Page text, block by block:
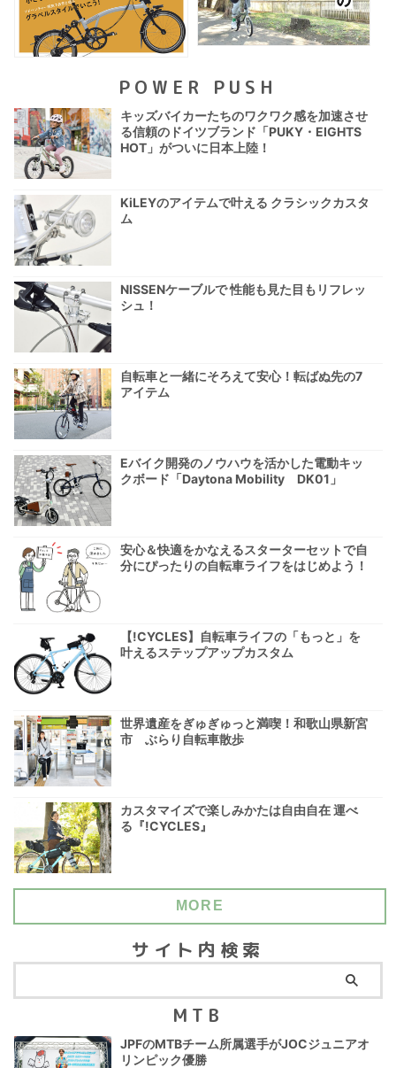
POWER PUSH
キッズバイカーたちのワクワク感を加速させ
る信頼のドイツブランド「PUKY・EIGHTS
HOT」がついに日本上陸！
KiLEYのアイテムで叶える クラシックカスタ
ム
NISSENケーブルで 性能も見た目もリフレッ
シュ！
自転車と一緒にそろえて安心！転ばぬ先の7
アイテム
Eバイク開発のノウハウを活かした電動キッ
クボード「Daytona Mobility DK01」
安心＆快適をかなえるスターターセットで自
分にぴったりの自転車ライフをはじめよう！
【!CYCLES】自転車ライフの「もっと」を
叶えるステップアップカスタム
世界遺産をぎゅぎゅっと満喫！和歌山県新宮
市 ぶらり自転車散歩
カスタマイズで楽しみかたは自由自在 運べ
る『!CYCLES』
MORE
サイト内検索
MTB
JPFのMTBチーム所属選手がJOCジュニアオ
リンピック優勝